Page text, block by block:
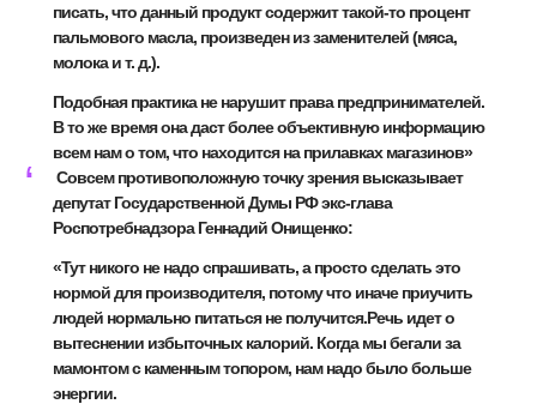
писать, что данный продукт содержит такой-то процент
пальмового масла, произведен из заменителей (мяса,
молока и т. д.).
Подобная практика не нарушит права предпринимателей.
В то же время она даст более объективную информацию
всем нам о том, что находится на прилавках магазинов»
Совсем противоположную точку зрения высказывает
депутат Государственной Думы РФ экс-глава
Роспотребнадзора Геннадий Онищенко:
«Тут никого не надо спрашивать, а просто сделать это
нормой для производителя, потому что иначе приучить
людей нормально питаться не получится.Речь идет о
вытеснении избыточных калорий. Когда мы бегали за
мамонтом с каменным топором, нам надо было больше
энергии.